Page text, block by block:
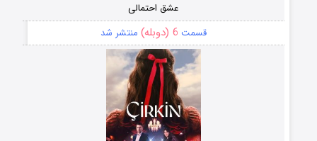
عشق احتمالی
قسمت 6 (دوبله) منتشر شد